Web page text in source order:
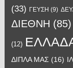
(33) ΓΕΥΣΗ (9)
ΔΙΕΘΝΗ (85)
(12)
ΔΙΠΛΑ ΜΑΣ (16)